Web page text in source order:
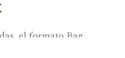
el formato Bag